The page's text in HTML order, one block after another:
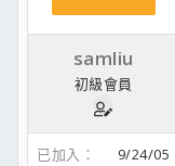
samliu
初級會員
已加入
9/24/05